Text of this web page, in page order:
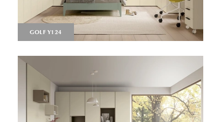
GOLF Y124